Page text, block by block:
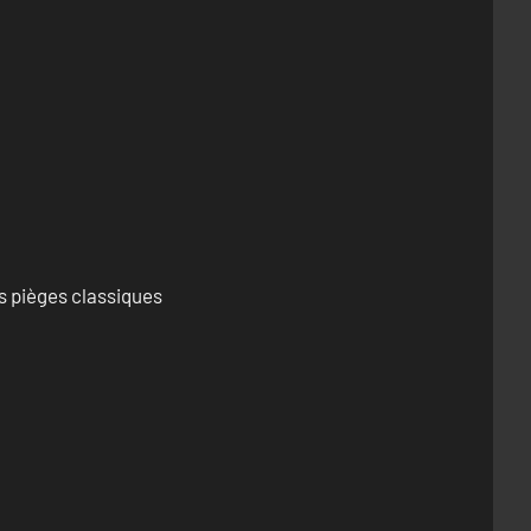
pièges classiques